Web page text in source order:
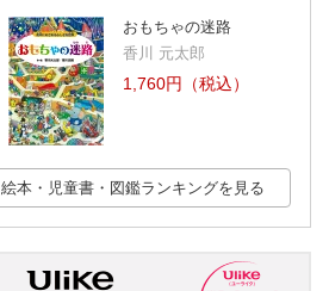
発明と技術の百科図
鑑
DK社
とび出せ！発明
おもちゃの迷路
香川 元太郎
1,760円（税込）
絵本・児童書・図鑑ランキングを見る